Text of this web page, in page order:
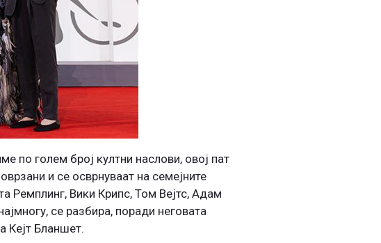
по голем број култни наслови, овој пат
и се осврнуваат на семејните
Ремплинг, Вики Крипс, Том Вејтс, Адам
се разбира, поради неговата
Кејт Бланшет.